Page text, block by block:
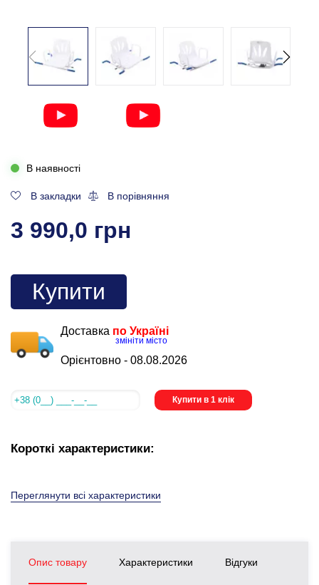
В наявності
В закладки В порівняння
3 990,0 грн
Купити
Доставка по Україні
змініти місто
Орієнтовно - 08.08.2026
Купити в 1 клік
Короткі характеристики:
Переглянути всі характеристики
Опис товару Характеристики Відгуки